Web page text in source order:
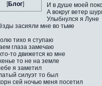
[Блог]
И в душе моей
А вокруг ветер
Улыбнулся я Луне
засияли мне во тьме
тихо я ступаю
глаза замечаю
то движется ко мне
то не на земле
я заметил
силуэт то был
сей ночью меня посетил